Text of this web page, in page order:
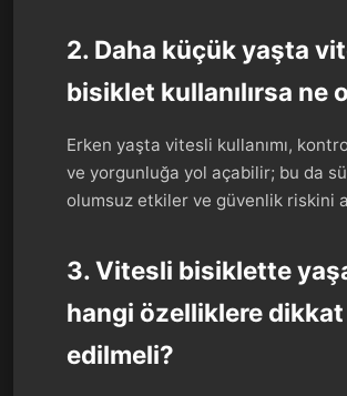
2. Daha küçük yaşta
bisiklet kullanılırsa ne
Erken yaşta vitesli kullanımı,
ve yorgunluğa yol açabilir; bu da
olumsuz etkiler ve güvenlik riskini
3. Vitesli bisiklette
hangi özelliklere dikkat
edilmeli?